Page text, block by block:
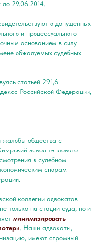
до 29.06.2014.
о допущенных
и процессуального
основанием в силу
обжалуемых судебных
статьей 291,6
Российской Федерации,
жалобы общества с
завод теплового
в судебном
спорам
коллегии адвокатов
только на стадии суда, но и
минимизировать
. Наши адвокаты,
имеют огромный